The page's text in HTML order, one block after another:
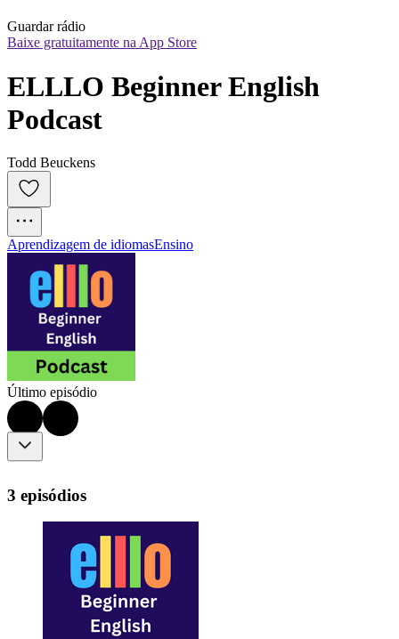
Guardar rádio
Baixe gratuitamente na App Store
ELLLO Beginner English
Podcast
Todd Beuckens
Aprendizagem de idiomasEnsino
Último episódio
3 episódios